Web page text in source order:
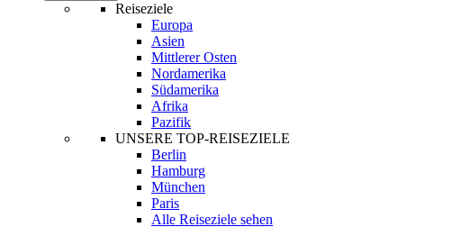
Reiseziele
Europa
Asien
Mittlerer Osten
Nordamerika
Südamerika
Afrika
Pazifik
UNSERE TOP-REISEZIELE
Berlin
Hamburg
München
Paris
Alle Reiseziele sehen